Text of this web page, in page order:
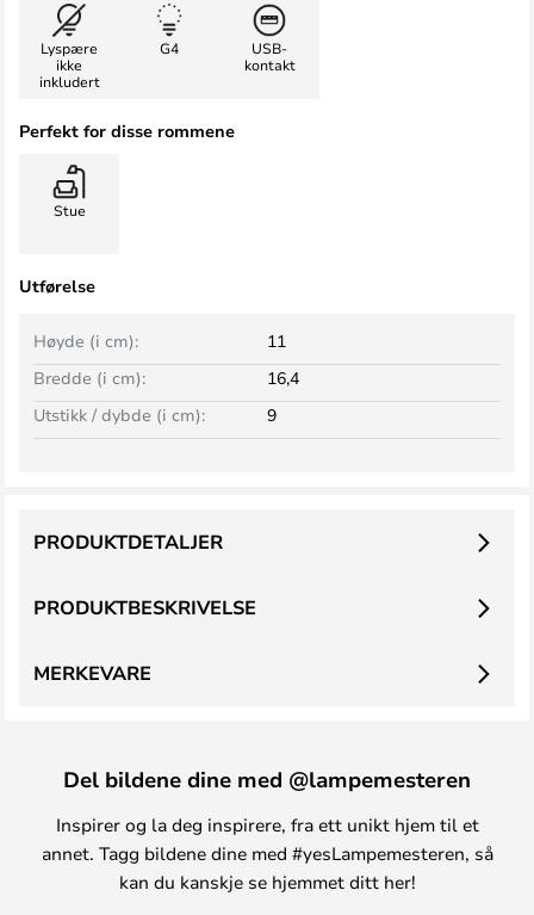
Lyspære
ikke
inkludert
G4
USB-
kontakt
Perfekt for disse rommene
Stue
Utførelse
Bredde (i cm): 16,4
Høyde (i cm): 11
Utstikk / dybde (i cm): 9
PRODUKTBESKRIVELSE
PRODUKTDETALJER
MERKEVARE
Del bildene dine med @lampemesteren
Inspirer og la deg inspirere, fra ett unikt hjem til et
annet. Tagg bildene dine med #yesLampemesteren, så
kan du kanskje se hjemmet ditt her!